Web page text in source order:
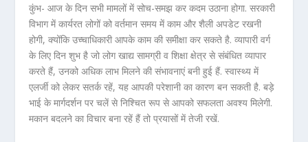
कुंभ- आज के दिन सभी मामलों में सोच-समझ कर कदम उठाना होगा. सरकारी
विभाग में कार्यरत लोगों को वर्तमान समय में काम और शैली अपडेट रखनी
होगी, क्योंकि उच्चाधिकारी आपके काम की समीक्षा कर सकते है. व्यापारी वर्ग
के लिए दिन शुभ है जो लोग खाद्य सामग्री व शिक्षा क्षेत्र से संबंधित व्यापार
करते हैं, उनको अधिक लाभ मिलने की संभावनाएं बनी हुई हैं. स्वास्थ्य में
एलर्जी को लेकर सतर्क रहें, यह आपकी परेशानी का कारण बन सकती है. बड़े
भाई के मार्गदर्शन पर चलें से निश्चित रूप से आपको सफलता अवश्य मिलेगी.
मकान बदलने का विचार बना रहें हैं तो प्रयासों में तेजी रखें.